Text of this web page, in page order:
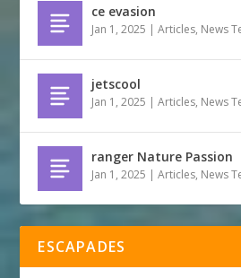
ce evasion
Jan 1, 2025 |Articles, News
jetscool
Jan 1, 2025 |Articles, News
ranger Nature Passion
Jan 1, 2025 |Articles, News
ESCAPADES